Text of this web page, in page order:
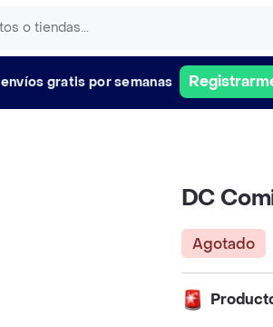
envíos gratis por semanas
DC
Agotado